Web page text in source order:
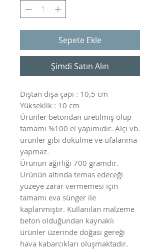
Sepete Ekle
Şimdi Satın Alın
Dıştan dışa çapı : 10,5 cm
Yükseklik : 10 cm
Ürünler betondan üretilmiş olup
tamamı %100 el yapımıdır. Alçı vb.
ürünler gibi dökülme ve ufalanma
yapmaz.
Ürünün ağırlığı 700 gramdır.
Ürünün altında temas edeceği
yüzeye zarar vermemesi için
tamamı eva sünger ile
kaplanmıştır. Kullanılan malzeme
beton olduğundan kaynaklı
ürünler üzerinde doğası gereği
hava kabarcıkları oluşmaktadır.